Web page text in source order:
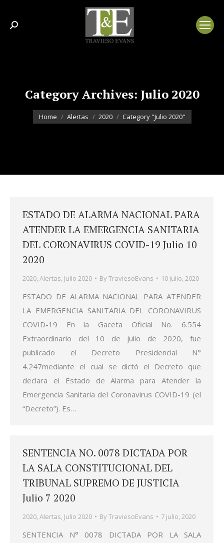
Search:
Category Archives: Julio 2020
You are here:
Home Alertas 2020 Category "Julio 2020"
ESTADO DE ALARMA NACIONAL PARA
ATENDER LA EMERGENCIA SANITARIA
DEL CORONAVIRUS COVID-19 Julio 10
2020
2020, Alertas, Julio 2020 ByTraviesoEvans 10 julio, 2020
ESTADO DE ALARMA NACIONAL PARA ATENDER
LA EMERGENCIA SANITARIA DEL CORONAVIRUS
COVID-19 En la Gaceta Oficial No. 6.554
Extraordinario del 10 de julio de 2020, fue
publicado el Decreto Presidencial N°
4.247mediante el cual se dictó el Decreto que
declara el Estado de Alarma para Atender la
Emergencia Sanitaria del Coronavirus COVID-19 (el
“Decreto”). Es…
SENTENCIA NO. 0078 DICTADA POR
LA SALA CONSTITUCIONAL DEL
TRIBUNAL SUPREMO DE JUSTICIA
Julio 7 2020
2020, Alertas, Julio 2020 ByTraviesoEvans 7 julio, 2020
SENTENCIA N° 0078 DICTADA POR LA SALA